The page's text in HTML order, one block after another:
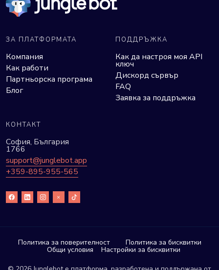
ЗА ПЛАТФОРМАТА
Компания
Как работи
Партньорска програма
Блог
ПОДДРЪЖКА
Как да настроя моя API
ключ
Дискорд сървър
FAQ
Заявка за поддръжка
КОНТАКТ
София, България
1766
support@junglebot.app
+359-895-955-565
Политика за поверителност Политика за бисквитки
Общи условия Настройки за бисквитки